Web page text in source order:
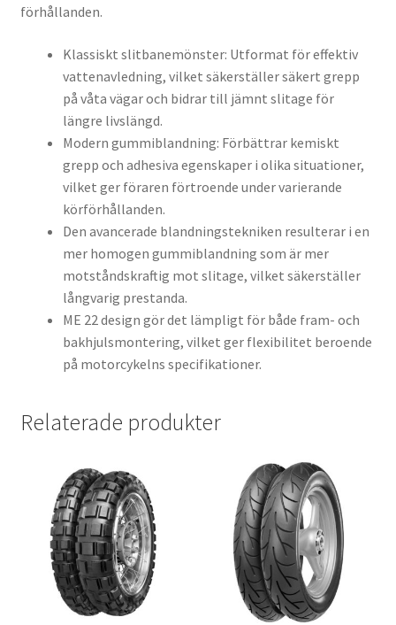
förhållanden.
Klassiskt slitbanemönster: Utformat för effektiv
vattenavledning, vilket säkerställer säkert grepp
på våta vägar och bidrar till jämnt slitage för
längre livslängd.
Modern gummiblandning: Förbättrar kemiskt
grepp och adhesiva egenskaper i olika situationer,
vilket ger föraren förtroende under varierande
körförhållanden.
Den avancerade blandningstekniken resulterar i en
mer homogen gummiblandning som är mer
motståndskraftig mot slitage, vilket säkerställer
långvarig prestanda.
ME 22 design gör det lämpligt för både fram- och
bakhjulsmontering, vilket ger flexibilitet beroende
på motorcykelns specifikationer.
Relaterade produkter